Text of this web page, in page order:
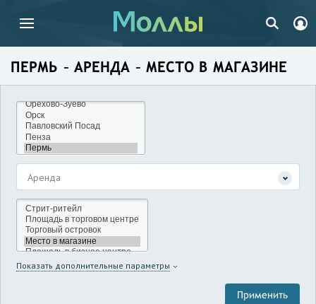
ПЕРМЬ – АРЕНДА – МЕСТО В МАГАЗИНЕ
Аренда
Показать дополнительные параметры